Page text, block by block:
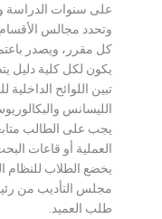
على سنوات الدراسة
وتحدد مجالس
كل مقرر، ويصدر
يكون لكل كلية دليل
تبين اللوائح
الليسانس
يجب على الطالب
العملية أو قاعات
يخضع الطلاب للنظام
مجلس التأديب من
طلب العميد.